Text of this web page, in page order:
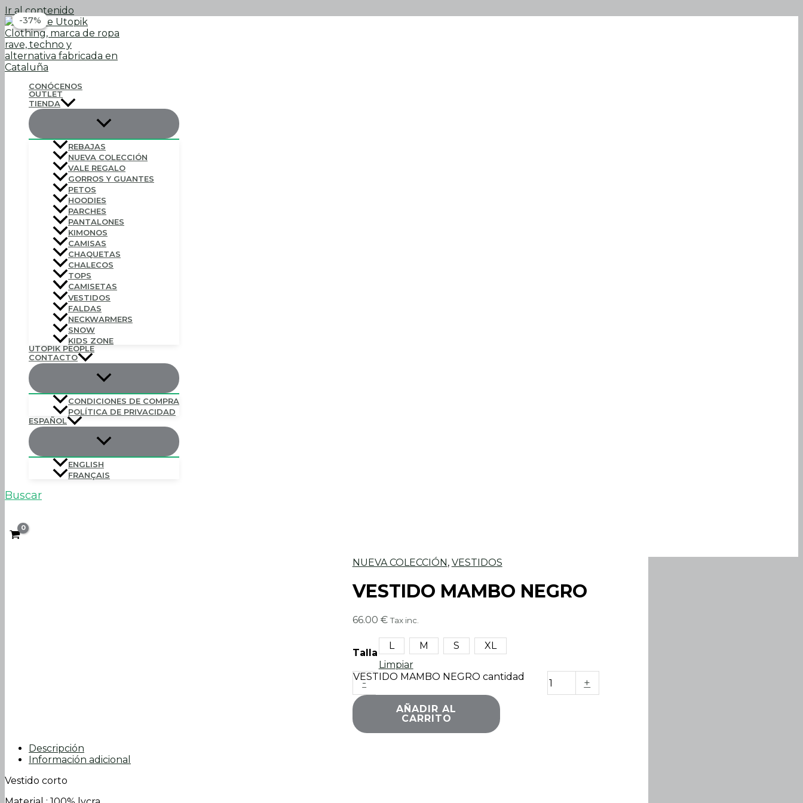
Ir al contenido
CONÓCENOS
OUTLET
TIENDA
REBAJAS
NUEVA COLECCIÓN
VALE REGALO
GORROS Y GUANTES
PETOS
HOODIES
PARCHES
PANTALONES
KIMONOS
CAMISAS
CHAQUETAS
CHALECOS
TOPS
CAMISETAS
VESTIDOS
FALDAS
NECKWARMERS
SNOW
KIDS ZONE
UTOPIK PEOPLE
CONTACTO
CONDICIONES DE COMPRA
POLÍTICA DE PRIVACIDAD
ESPAÑOL
ENGLISH
FRANÇAIS
Buscar
NUEVA COLECCIÓN, VESTIDOS
VESTIDO MAMBO NEGRO
66.00 € Tax inc.
Talla
L M S
XL
Limpiar
-
VESTIDO MAMBO NEGRO cantidad +
AÑADIR AL
CARRITO
Descripción
Información adicional
Vestido corto
-37%
-37%